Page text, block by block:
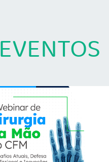
EVENTOS